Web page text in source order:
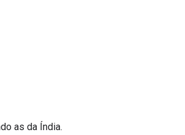
as da Índia.